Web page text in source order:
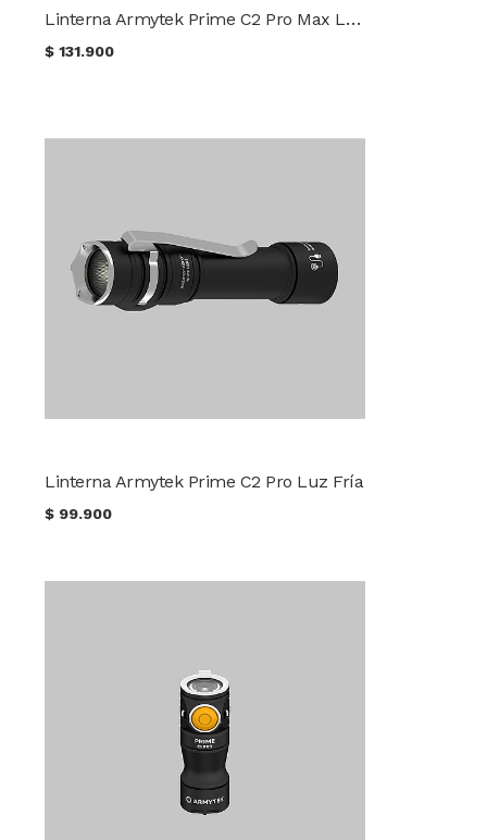
Linterna Armytek Prime C2 Pro Max Luz Fría
$131.900
Linterna Armytek Prime C2 Pro Luz Fría
$ 99.900